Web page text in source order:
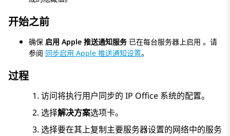
开始之前
确保 启用 Apple 推送通知服务 已在每台服务器上启用 。请
参阅 同步启用 Apple 推送通知设置。
过程
访问将执行用户同步的 IP Office 系统的配置。
选择解决方案选项卡。
选择要在其上复制主要服务器设置的网络中的服务